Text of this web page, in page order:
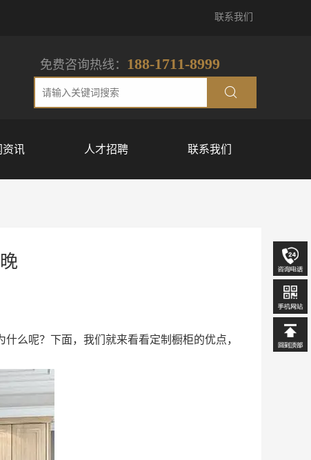
资讯 人才招聘 联系我们
免费咨询热线： 188-1711-8999
联系我们
么呢？下面，我们就来看看定制橱柜的优点，